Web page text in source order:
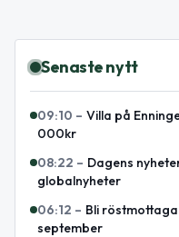
Senaste nytt
09:10 – Villa på
000kr
08:22 – Dagens
globalnyheter
06:12 – Bli
september